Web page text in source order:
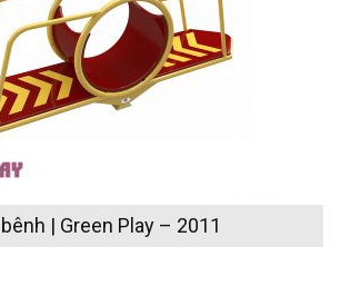
| Green Play – 2011